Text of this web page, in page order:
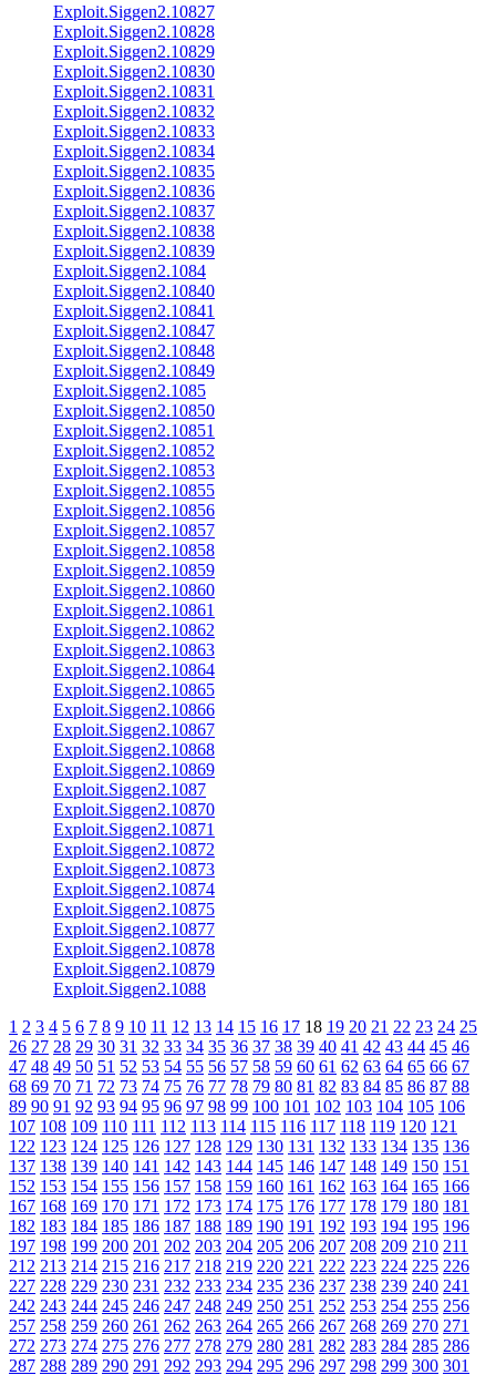
Exploit.Siggen2.10827
Exploit.Siggen2.10828
Exploit.Siggen2.10829
Exploit.Siggen2.10830
Exploit.Siggen2.10831
Exploit.Siggen2.10832
Exploit.Siggen2.10833
Exploit.Siggen2.10834
Exploit.Siggen2.10835
Exploit.Siggen2.10836
Exploit.Siggen2.10837
Exploit.Siggen2.10838
Exploit.Siggen2.10839
Exploit.Siggen2.1084
Exploit.Siggen2.10840
Exploit.Siggen2.10841
Exploit.Siggen2.10847
Exploit.Siggen2.10848
Exploit.Siggen2.10849
Exploit.Siggen2.1085
Exploit.Siggen2.10850
Exploit.Siggen2.10851
Exploit.Siggen2.10852
Exploit.Siggen2.10853
Exploit.Siggen2.10855
Exploit.Siggen2.10856
Exploit.Siggen2.10857
Exploit.Siggen2.10858
Exploit.Siggen2.10859
Exploit.Siggen2.10860
Exploit.Siggen2.10861
Exploit.Siggen2.10862
Exploit.Siggen2.10863
Exploit.Siggen2.10864
Exploit.Siggen2.10865
Exploit.Siggen2.10866
Exploit.Siggen2.10867
Exploit.Siggen2.10868
Exploit.Siggen2.10869
Exploit.Siggen2.1087
Exploit.Siggen2.10870
Exploit.Siggen2.10871
Exploit.Siggen2.10872
Exploit.Siggen2.10873
Exploit.Siggen2.10874
Exploit.Siggen2.10875
Exploit.Siggen2.10877
Exploit.Siggen2.10878
Exploit.Siggen2.10879
Exploit.Siggen2.1088
1 2 3 4 5 6 7 8 9 10 11 12 13 14 15 16 17 18 19 20 21 22 23 24 25
26 27 28 29 30 31 32 33 34 35 36 37 38 39 40 41 42 43 44 45 46
47 48 49 50 51 52 53 54 55 56 57 58 59 60 61 62 63 64 65 66 67
68 69 70 71 72 73 74 75 76 77 78 79 80 81 82 83 84 85 86 87 88
89 90 91 92 93 94 95 96 97 98 99 100 101 102 103 104 105 106
107 108 109 110 111 112 113 114 115 116 117 118 119 120 121
122 123 124 125 126 127 128 129 130 131 132 133 134 135 136
137 138 139 140 141 142 143 144 145 146 147 148 149 150 151
152 153 154 155 156 157 158 159 160 161 162 163 164 165 166
167 168 169 170 171 172 173 174 175 176 177 178 179 180 181
182 183 184 185 186 187 188 189 190 191 192 193 194 195 196
197 198 199 200 201 202 203 204 205 206 207 208 209 210 211
212 213 214 215 216 217 218 219 220 221 222 223 224 225 226
227 228 229 230 231 232 233 234 235 236 237 238 239 240 241
242 243 244 245 246 247 248 249 250 251 252 253 254 255 256
257 258 259 260 261 262 263 264 265 266 267 268 269 270 271
272 273 274 275 276 277 278 279 280 281 282 283 284 285 286
287 288 289 290 291 292 293 294 295 296 297 298 299 300 301